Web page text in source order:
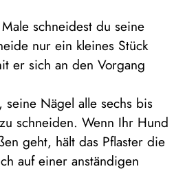
schneidest du seine
nur ein kleines Stück
er sich an den Vorgang
seine Nägel alle sechs bis
schneiden. Wenn Ihr Hund
geht, hält das Pflaster die
auf einer anständigen